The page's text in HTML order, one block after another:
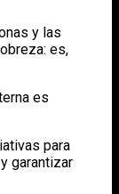
y las
es,
es
para
garantizar